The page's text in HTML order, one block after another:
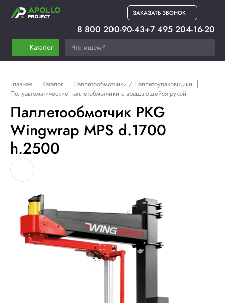
ЗАКАЗАТЬ ЗВОНОК
Каталог
8 800 200-90-43+7 495 204-16-20
Главная Каталог
Паллетообмотчики / Паллетоупаковщики
Полуавтоматические паллетобмотчики с вращающейся рукой
Паллетообмотчик PKG
Wingwrap MPS d.1700
h.2500